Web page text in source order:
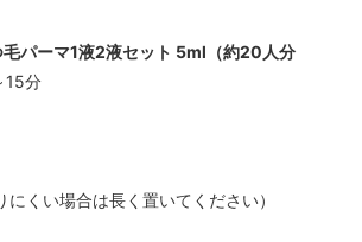
毛パーマ1液2液セット 5ml（約20人分
15分
くい場合は長く置いてください）